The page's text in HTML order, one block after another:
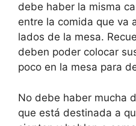
debe haber la misma
entre la comida que va
lados de la mesa.
deben poder colocar
poco en la mesa para
No debe haber mucha
que está destinada a